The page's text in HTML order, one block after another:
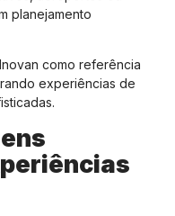
planejamento
como referência
experiências de